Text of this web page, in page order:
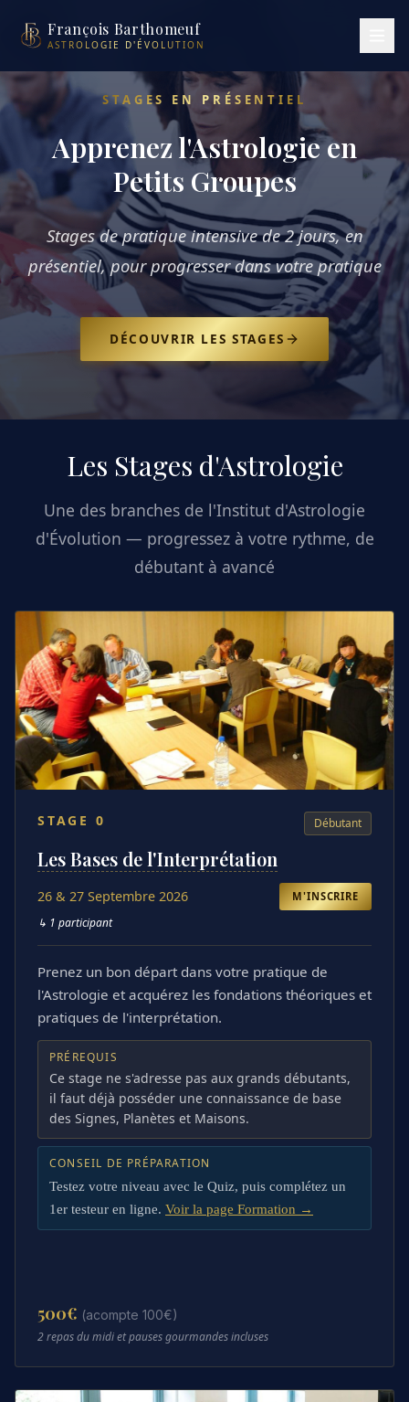
François Barthomeuf
ASTROLOGIE D'ÉVOLUTION
STAGES EN PRÉSENTIEL
Apprenez l'Astrologie en
Petits Groupes
Stages de pratique intensive de 2 jours, en
présentiel, pour progresser dans votre pratique
DÉCOUVRIR LES STAGES
Les Stages d'Astrologie
Une des branches de l'Institut d'Astrologie
d'Évolution — progressez à votre rythme, de
débutant à avancé
STAGE 0 Débutant
Les Bases de l'Interprétation
26 & 27 Septembre 2026 M'INSCRIRE
↳ 1 participant
Prenez un bon départ dans votre pratique de
l'Astrologie et acquérez les fondations théoriques et
pratiques de l'interprétation.
PRÉREQUIS
Ce stage ne s'adresse pas aux grands débutants,
il faut déjà posséder une connaissance de base
des Signes, Planètes et Maisons.
CONSEIL DE PRÉPARATION
Testez votre niveau avec le Quiz, puis complétez un
1er testeur en ligne. Voir la page Formation →
500€ (acompte 100€)
2 repas du midi et pauses gourmandes incluses